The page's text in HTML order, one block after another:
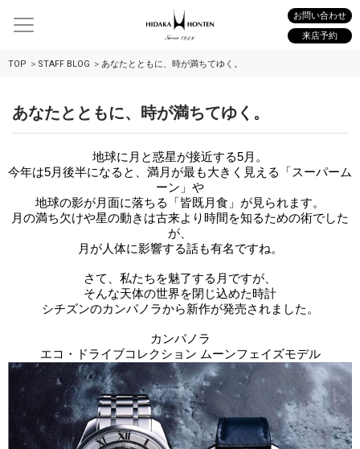
お問い合わせ
来店予約
TOP STAFF BLOG あなたとともに、時が満ちてゆく。
あなたとともに、時が満ちてゆく。
地球に月と惑星が接近する5月。
今年は5月後半になると、満月が最も大きく見える「スーパーム
ーン」や
地球の影が月面に落ちる「皆既月食」が見られます。
月の満ち欠けや星の動きは古来より時間を知るための術でした
が、
月が人体に影響する話も有名ですね。
さて、私たちを魅了する月ですが、
そんな天体の世界を閉じ込めた時計
シチズンのカンパノラから新作が発売されました。
カンパノラ
エコ・ドライブコレクション ムーンフェイズモデル